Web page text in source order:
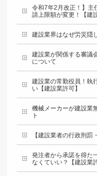
令和7年2月改正！】主
請上限額が変更！【建
建設業界はなぜ労災隠
建設業が関係する審議
について
建設業の常勤役員！執
い【建設業許可】
機械メーカーが建設業
ト
【建設業者の行政刑
発注者から承諾を得た
なくていい？【建設業